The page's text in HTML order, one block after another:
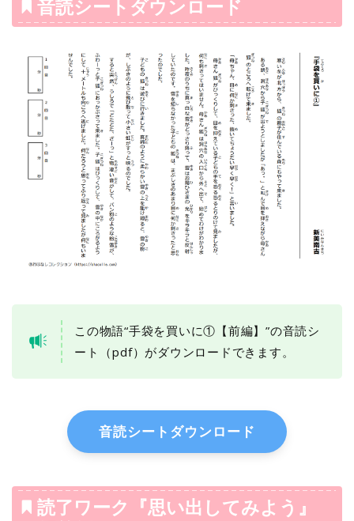
音読シートダウンロード
この物語“手袋を買いに①【前編】”の音読シ
ート（pdf）がダウンロードできます。
音読シートダウンロード
読了ワーク『思い出してみよう』